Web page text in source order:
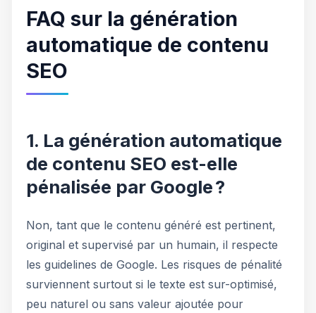
FAQ sur la génération
automatique de contenu
SEO
1. La génération automatique
de contenu SEO est-elle
pénalisée par Google ?
Non, tant que le contenu généré est pertinent,
original et supervisé par un humain, il respecte
les guidelines de Google. Les risques de pénalité
surviennent surtout si le texte est sur-optimisé,
peu naturel ou sans valeur ajoutée pour